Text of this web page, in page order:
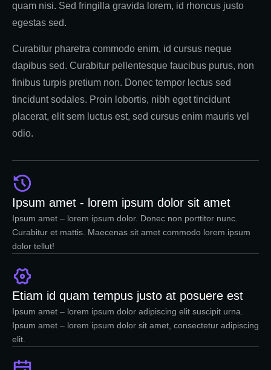
quam nisi. Sed fringilla gravida lorem, id rhoncus justo
egestas sed.
Curabitur pharetra commodo enim, id cursus neque
dapibus sed. Curabitur pellentesque faucibus purus, non
finibus turpis pretium non. Donec tempor lectus sed
tincidunt sodales. Proin lobortis, nibh eget tincidunt
placerat, elit sem luctus est, sed cursus enim mauris vel
odio.
Ipsum amet - lorem ipsum dolor sit amet
Ipsum amet – lorem ipsum dolor. Donec non porttitor nunc.
Curabitur et mattis. Maecenas sit amet commodo lorem ipsum
dolor tellut!
Etiam id quam tempus justo at posuere est
Ipsum amet – lorem ipsum dolor adipiscing elit suscipit urna.
Ipsum amet – lorem ipsum dolor sit amet, consectetur adipiscing
elit.